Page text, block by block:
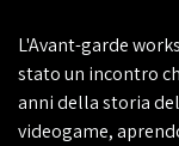
L'Avant-garde
stato un incontro
anni della storia
videogame,